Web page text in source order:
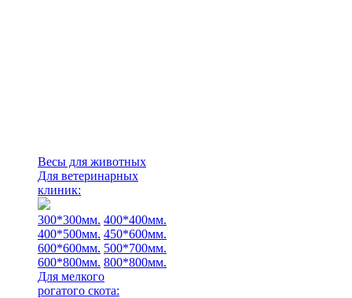
Весы для животных
Для ветеринарных
клиник:
300*300мм. 400*400мм.
400*500мм. 450*600мм.
600*600мм. 500*700мм.
600*800мм. 800*800мм.
Для мелкого
рогатого скота: